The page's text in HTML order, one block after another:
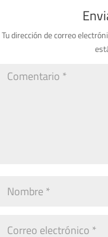
Tu dirección de correo